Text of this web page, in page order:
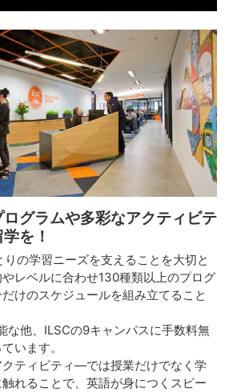
グラムや多彩なアクティビテ
を！
の学習ニーズを支えることを大切と
レベルに合わせ130種類以上のプログ
けのスケジュールを組み立てること
な他、ILSCの9キャンパスに手数料無
います。
クティビティ―では授業だけでなく学
れることで、英語が身につくスピー